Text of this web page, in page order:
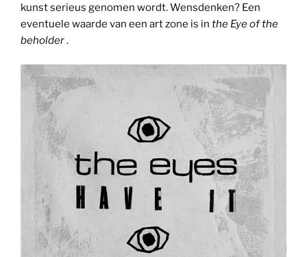
kunst serieus genomen wordt. Wensdenken? Een
eventuele waarde van een art zone is in the Eye of the
beholder.